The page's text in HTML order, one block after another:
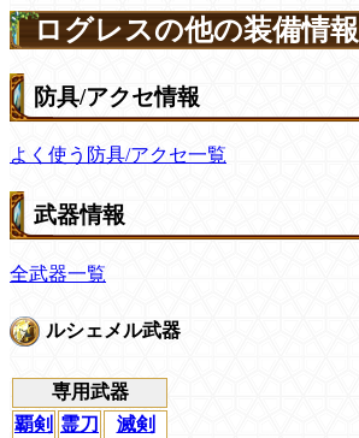
ログレスの他の装備情報
防具/アクセ情報
よく使う防具/アクセ一覧
武器情報
全武器一覧
ルシェメル武器
専用武器
覇剣 霊刀
滅剣